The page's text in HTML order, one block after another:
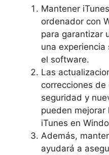
Mantener
ordenador con
para garantizar
una
⁢el software.
Las
correcciones
seguridad y
⁤pueden mejorar
iTunes en
Además,
⁤ayudará a